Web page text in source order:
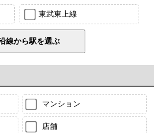
東武東上線
マンション
店舗